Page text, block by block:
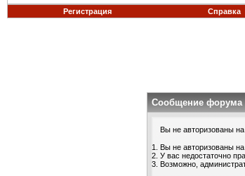
Регистрация
Справка
Сообщение форума
Вы не авторизованы
Вы не авторизованы
У вас недостаточно
Возможно,